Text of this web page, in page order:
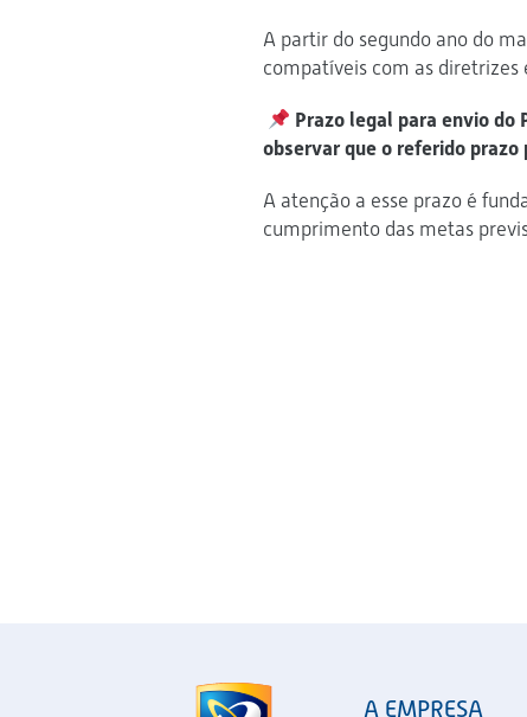
A partir do segundo ano do
compatíveis com as diretrizes
Prazo legal para envio do
observar que o referido prazo
A atenção a esse prazo é
cumprimento das metas
A EMPRESA